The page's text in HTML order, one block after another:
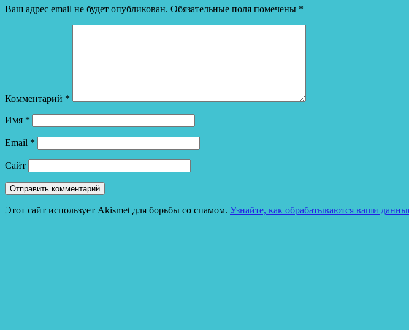
Ваш адрес email не будет опубликован. Обязательные поля помечены *
Комментарий *
Имя *
Email *
Сайт
Этот сайт использует Akismet для борьбы со спамом. Узнайте, как обрабатываются ваши